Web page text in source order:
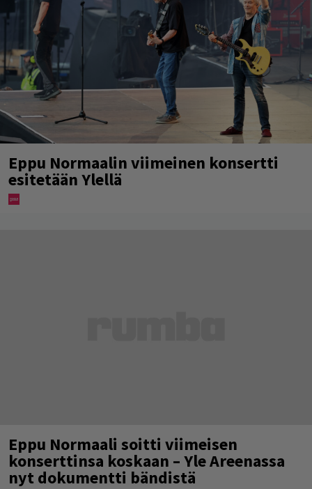
Eppu Normaalin viimeinen konsertti
esitetään Ylellä
Eppu Normaali soitti viimeisen
konserttinsa koskaan – Yle Areenassa
nyt dokumentti bändistä